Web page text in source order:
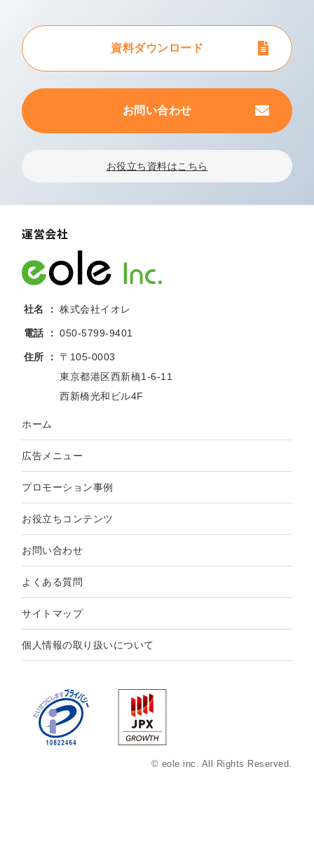
資料ダウンロード
お問い合わせ
お役立ち資料はこちら
運営会社
社名 株式会社イオレ
電話 050-5799-9401
住所
〒105-0003
東京都港区西新橋1-6-11
西新橋光和ビル4F
ホーム
広告メニュー
プロモーション事例
お役立ちコンテンツ
お問い合わせ
よくある質問
サイトマップ
個人情報の取り扱いについて
© eole inc. All Rights Reserved.